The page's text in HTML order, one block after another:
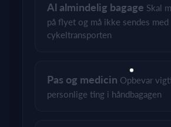
Al almindelig bagage Skal
på flyet og må ikke sendes med
cykeltransporten
Pas og medicin Opbevar
personlige ting i håndbagagen